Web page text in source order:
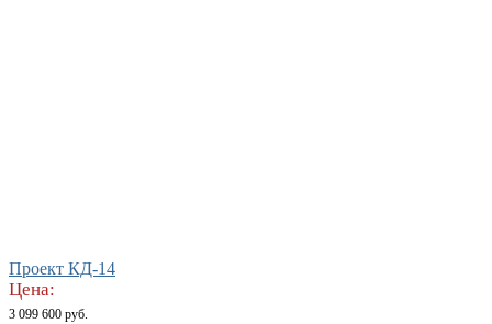
Проект КД-14
Цена:
3 099 600 руб.